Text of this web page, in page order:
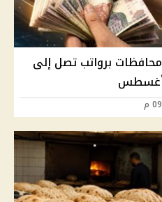
وظائف وزارة العمل في 3 محافظات برواتب تصل إلى